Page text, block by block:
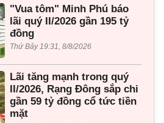
"Vua tôm" Minh Phú báo
lãi quý II/2026 gần 195 tỷ
đồng
Thứ Bảy 19:31, 8/8/2026
Lãi tăng mạnh trong quý
II/2026, Rạng Đông sắp chi
gần 59 tỷ đồng cổ tức tiền
mặt